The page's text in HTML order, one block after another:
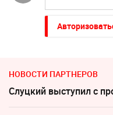
НОВОСТИ ПАРТНЕРОВ
Слуцкий выступил с